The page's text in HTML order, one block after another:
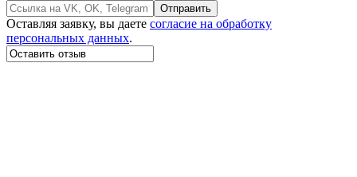
Отправить
Оставляя заявку, вы даете согласие на обработку
персональных данных.